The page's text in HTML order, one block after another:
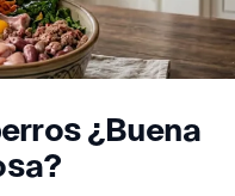
¿Buena